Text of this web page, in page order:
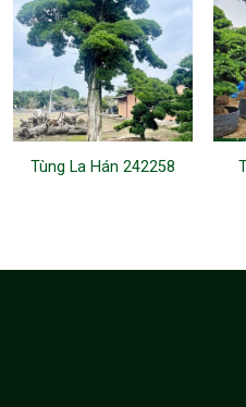
Tùng La Hán 242258